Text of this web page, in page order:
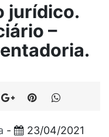
jurídico.
–
- 23/04/2021